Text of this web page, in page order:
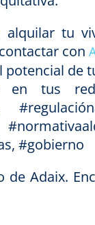
alquilar tu
con
de
en tus
#gobierno
de Adaix.